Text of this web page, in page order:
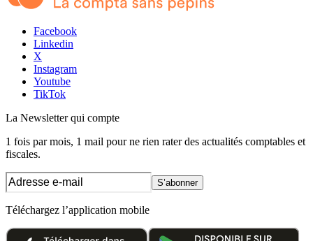
Facebook
Linkedin
X
Instagram
Youtube
TikTok
La Newsletterqui compte
1 fois par mois, 1 mail pour ne rien rater des actualités comptables et
fiscales.
S’abonner
Téléchargez l’application mobile